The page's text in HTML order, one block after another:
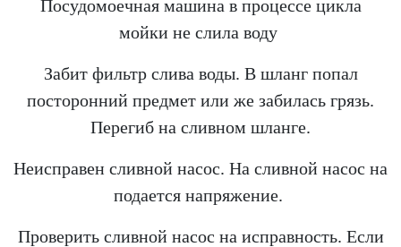
Посудомоечная машина в процессе цикла
мойки не слила воду
Забит фильтр слива воды. В шланг попал
посторонний предмет или же забилась грязь.
Перегиб на сливном шланге.
Неисправен сливной насос. На сливной насос на
подается напряжение.
Проверить сливной насос на исправность. Если